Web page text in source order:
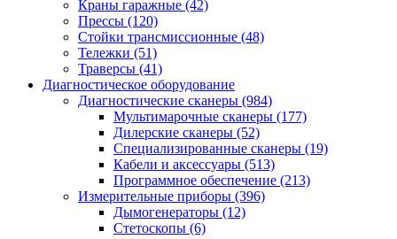
Краны гаражные (42)
Прессы (120)
Стойки трансмиссионные (48)
Тележки (51)
Траверсы (41)
Диагностическое оборудование
Диагностические сканеры (984)
Мультимарочные сканеры (177)
Дилерские сканеры (52)
Специализированные сканеры (19)
Кабели и аксессуары (513)
Программное обеспечение (213)
Измерительные приборы (396)
Дымогенераторы (12)
Стетоскопы (6)